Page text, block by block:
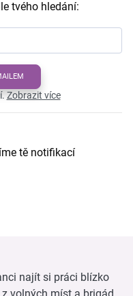
tvého hledání:
Zobrazit více
tě notifikací
najít si práci blízko
volných míst a brigád